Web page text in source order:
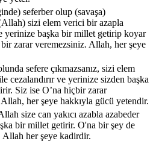
seferber olup (savaşa)
(Allah) sizi elem verici bir azapla
yerinize başka bir millet getirip koyar
zarar veremezsiniz. Allah, her şeye
sefere çıkmazsanız, sizi elem
cezalandırır ve yerinize sizden başka
Siz ise O’na hiçbir zarar
her şeye hakkıyla gücü yetendir.
size can yakıcı azabla azabeder
bir millet getirir. O'na bir şey de
Allah her şeye kadirdir.